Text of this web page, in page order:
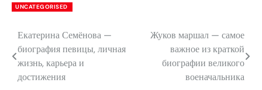
UNCATEGORISED
Навигация
по
записям
Екатерина Семёнова —
биография певицы, личная
жизнь, карьера и
достижения
Жуков маршал — самое
важное из краткой
биографии великого
военачальника